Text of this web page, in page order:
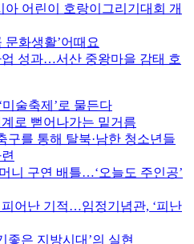
아 어린이 호랑이그리기대회 개
문화생활’어때요
성과…서산 중왕마을 감태 호
술축제’로 물든다
로 뻗어나가는 밑거름
구를 통해 탈북·남한 청소년들
니 구연 배틀…‘오늘도 주인공’
어난 기적…임정기념관, ‘피난
좋은 지방시대’의 실현